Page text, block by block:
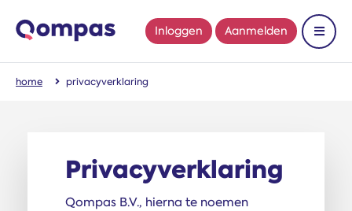
Inloggen Aanmelden
Toon
home privacyverklaring
Privacy­verklaring
Qompas B.V., hierna te noemen